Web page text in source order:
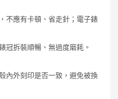
不應有卡頓、省走針；電子錶
冠拆裝順暢、無過度磨耗。
內外刻印是否一致，避免被換